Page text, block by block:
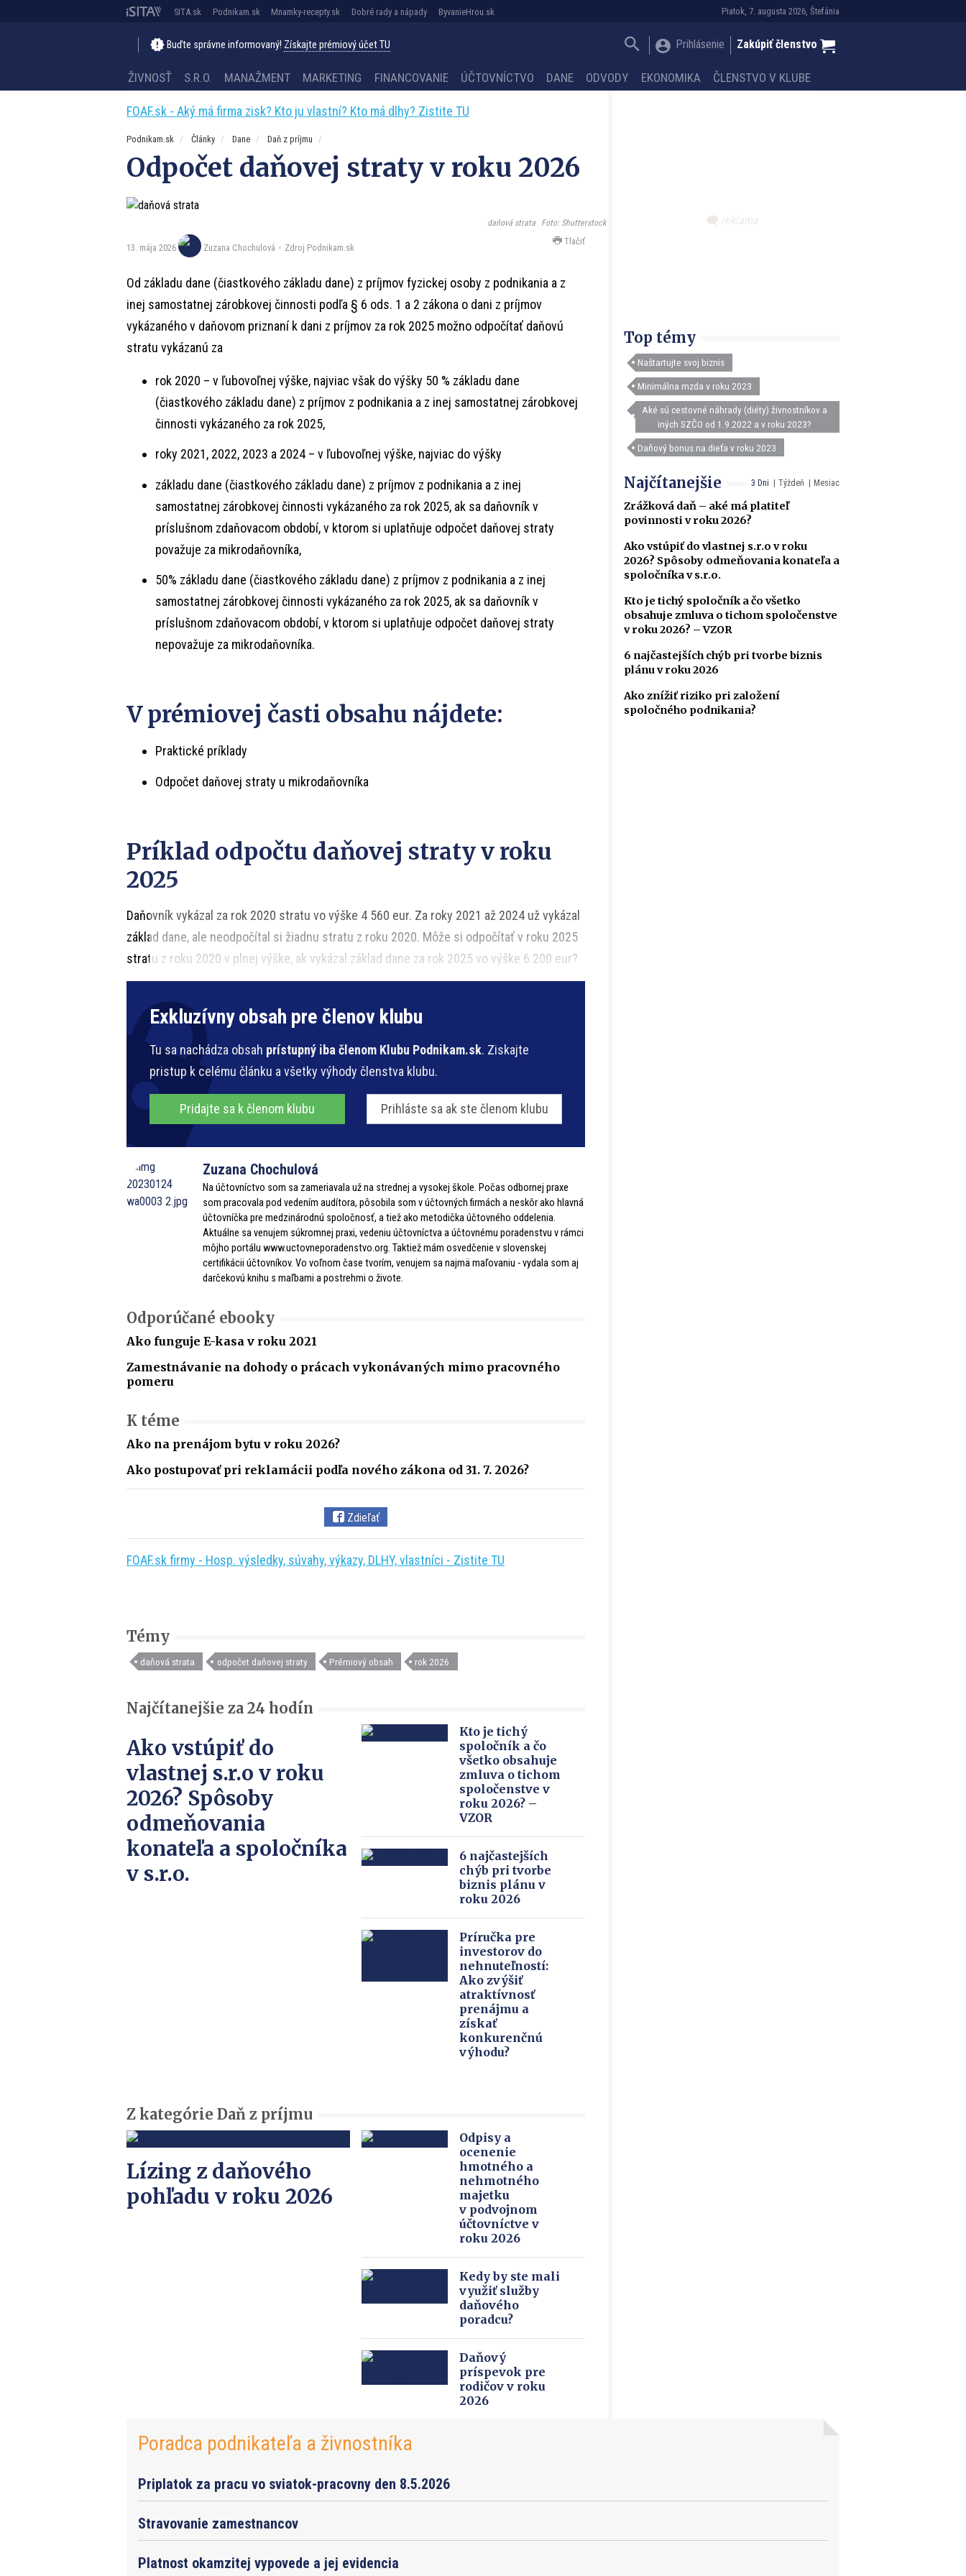
Piatok, 7. augusta 2026, Štefánia
SITA.sk Podnikam.sk Mnamky-recepty.sk Dobré rady a nápady ByvanieHrou.sk
Buďte správne informovaný! Získajte prémiový účet TU Prihlásenie Zakúpiť členstvo
ŽIVNOSŤ S.R.O. MANAŽMENT MARKETING FINANCOVANIE ÚČTOVNÍCTVO DANE ODVODY EKONOMIKA ČLENSTVO V KLUBE
FOAF.sk - Aký má firma zisk? Kto ju vlastní? Kto má dlhy? Zistite TU
Podnikam.sk Články Dane Daň z príjmu
Odpočet daňovej straty v roku 2026
daňová strata Foto: Shutterstock
13. mája 2026 Zuzana Chochulová Zdroj Podnikam.sk
Tlačiť
Od základu dane (čiastkového základu dane) z príjmov fyzickej osoby z podnikania a z
inej samostatnej zárobkovej činnosti podľa § 6 ods. 1 a 2 zákona o dani z príjmov
vykázaného v daňovom priznaní k dani z príjmov za rok 2025 možno odpočítať daňovú
stratu vykázanú za
rok 2020 – v ľubovoľnej výške, najviac však do výšky 50 % základu dane
(čiastkového základu dane) z príjmov z podnikania a z inej samostatnej zárobkovej
činnosti vykázaného za rok 2025,
roky 2021, 2022, 2023 a 2024 – v ľubovoľnej výške, najviac do výšky
základu dane (čiastkového základu dane) z príjmov z podnikania a z inej
samostatnej zárobkovej činnosti vykázaného za rok 2025, ak sa daňovník v
príslušnom zdaňovacom období, v ktorom si uplatňuje odpočet daňovej straty
považuje za mikrodaňovníka,
50% základu dane (čiastkového základu dane) z príjmov z podnikania a z inej
samostatnej zárobkovej činnosti vykázaného za rok 2025, ak sa daňovník v
príslušnom zdaňovacom období, v ktorom si uplatňuje odpočet daňovej straty
nepovažuje za mikrodaňovníka.
V prémiovej časti obsahu nájdete:
Praktické príklady
Odpočet daňovej straty u mikrodaňovníka
Príklad odpočtu daňovej straty v roku
2025
Daňovník vykázal za rok 2020 stratu vo výške 4 560 eur. Za roky 2021 až 2024 už vykázal
základ dane, ale neodpočítal si žiadnu stratu z roku 2020. Môže si odpočítať v roku 2025
stratu z roku 2020 v plnej výške, ak vykázal základ dane za rok 2025 vo výške 6 200 eur?
Exkluzívny obsah pre členov klubu
Tu sa nachádza obsah prístupný iba členom Klubu Podnikam.sk. Ziskajte
pristup k celému článku a všetky výhody členstva klubu.
Pridajte sa k členom klubu Prihláste sa ak ste členom klubu
Zuzana Chochulová
Na účtovníctvo som sa zameriavala už na strednej a vysokej škole. Počas odbornej praxe
som pracovala pod vedením audítora, pôsobila som v účtovných firmách a neskôr ako hlavná
účtovníčka pre medzinárodnú spoločnosť, a tiež ako metodička účtovného oddelenia.
Aktuálne sa venujem súkromnej praxi, vedeniu účtovníctva a účtovnému poradenstvu v rámci
môjho portálu www.uctovneporadenstvo.org. Taktiež mám osvedčenie v slovenskej
certifikácii účtovníkov. Vo voľnom čase tvorím, venujem sa najmä maľovaniu - vydala som aj
darčekovú knihu s maľbami a postrehmi o živote.
Odporúčané ebooky
Ako funguje E-kasa v roku 2021
Zamestnávanie na dohody o prácach vykonávaných mimo pracovného
pomeru
K téme
Ako na prenájom bytu v roku 2026?
Ako postupovať pri reklamácii podľa nového zákona od 31. 7. 2026?
Zdieľať
FOAF.sk firmy - Hosp. výsledky, súvahy, výkazy, DLHY, vlastníci - Zistite TU
Top témy
Naštartujte svoj biznis
Minimálna mzda v roku 2023
Aké sú cestovné náhrady (diéty) živnostníkov a
iných SZČO od 1.9.2022 a v roku 2023?
Daňový bonus na dieťa v roku 2023
3 Dni Týždeň Mesiac
Najčítanejšie
Zrážková daň – aké má platiteľ
povinnosti v roku 2026?
Ako vstúpiť do vlastnej s.r.o v roku
2026? Spôsoby odmeňovania konateľa a
spoločníka v s.r.o.
Kto je tichý spoločník a čo všetko
obsahuje zmluva o tichom spoločenstve
v roku 2026? – VZOR
6 najčastejších chýb pri tvorbe biznis
plánu v roku 2026
Ako znížiť riziko pri založení
spoločného podnikania?
Témy
daňová strata odpočet daňovej straty Prémiový obsah rok 2026
Najčítanejšie za 24 hodín
Ako vstúpiť do
vlastnej s.r.o v roku
2026? Spôsoby
odmeňovania
konateľa a spoločníka
v s.r.o.
Kto je tichý
spoločník a čo
všetko obsahuje
zmluva o tichom
spoločenstve v
roku 2026? –
VZOR
6 najčastejších
chýb pri tvorbe
biznis plánu v
roku 2026
Príručka pre
investorov do
nehnuteľností:
Ako zvýšiť
atraktívnosť
prenájmu a
získať
konkurenčnú
výhodu?
Z kategórie Daň z príjmu
Lízing z daňového
pohľadu v roku 2026
Odpisy a
ocenenie
hmotného a
nehmotného
majetku
v podvojnom
účtovníctve v
roku 2026
Kedy by ste mali
využiť služby
daňového
poradcu?
Daňový
príspevok pre
rodičov v roku
2026
Poradca podnikateľa a živnostníka
Priplatok za pracu vo sviatok-pracovny den 8.5.2026
Stravovanie zamestnancov
Platnost okamzitej vypovede a jej evidencia